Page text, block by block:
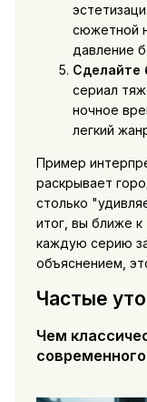
сюжетной
давление
Сделайте
сериал
ночное
легкий
Пример
раскрывает
столько
итог, вы ближе
каждую серию
объяснением,
Частые
Чем